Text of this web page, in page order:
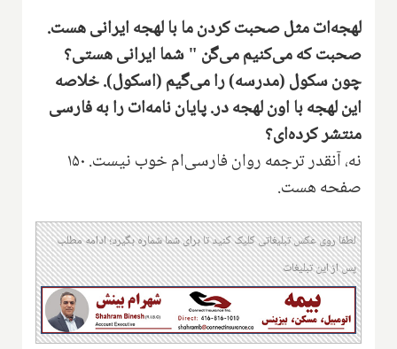
لهجه‌ات‌ مثل صحبت کردن ما با لهجه ایرانی هست‌.
صحبت که می‌کنیم می‌گن " شما ایرانی هستی‌؟
‌چون سکول (مدرسه‌) را می‌گیم (‌اسکول‌). خلاصه
این لهجه با اون لهجه در‌. پایان نامه‌ات را به فارسی
منتشر کرده‌ای‌؟
نه، آنقدر ترجمه روان فارسی‌ام خوب نیست‌. ۱۵۰
صفحه هست.
لطفا روی عکس تبلیغاتی کلیک کنید تا برای شما شماره بگیرد؛ ادامه مطلب
پس از این تبلیغات